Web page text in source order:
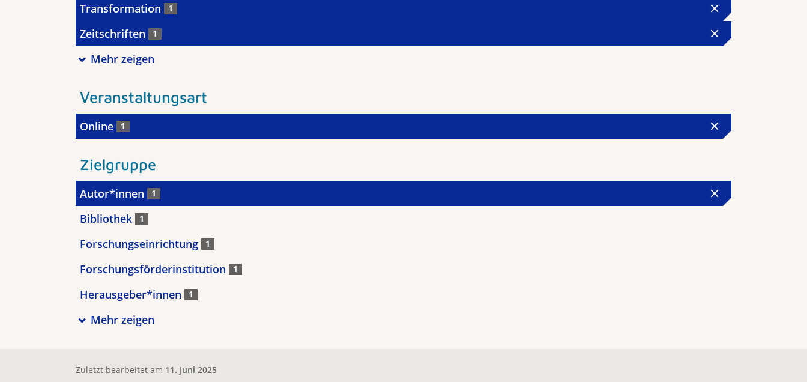
Transformation 1
Zeitschriften 1
Mehr zeigen
Veranstaltungsart
Online 1
Zielgruppe
Autor*innen 1
Bibliothek 1
Forschungseinrichtung 1
Forschungsförderinstitution 1
Herausgeber*innen 1
Mehr zeigen
Zuletzt bearbeitet am 11. Juni 2025